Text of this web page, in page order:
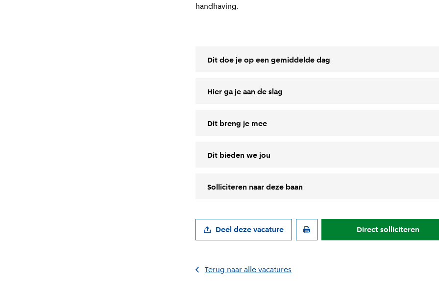
handhaving.
Dit doe je op een gemiddelde dag
Hier ga je aan de slag
Dit breng je mee
Dit bieden we jou
Solliciteren naar deze baan
Deel deze vacature Direct solliciteren
Terug naar alle vacatures